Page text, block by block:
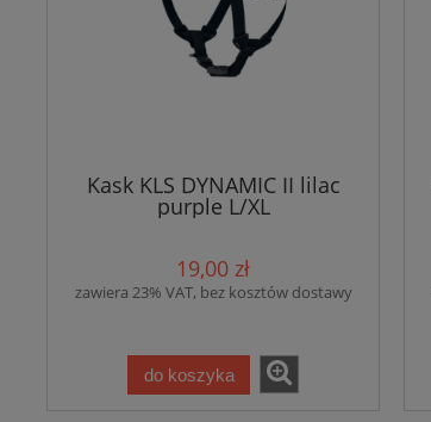
Kask KLS DYNAMIC II lilac
purple L/XL
19,00 zł
zawiera 23% VAT, bez kosztów dostawy
do koszyka